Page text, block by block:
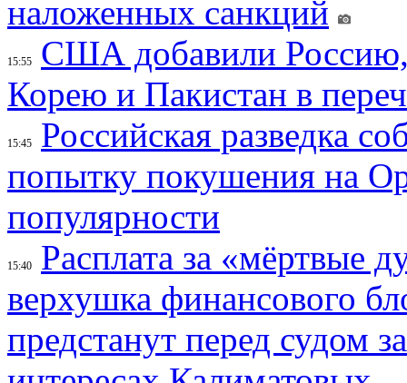
наложенных санкций
15:55
США добавили
Корею и Пакистан в
15:45
Российская разведка
попытку покушения на
популярности
15:40
Расплата за «мёртвые
верхушка финансового
предстанут перед судом